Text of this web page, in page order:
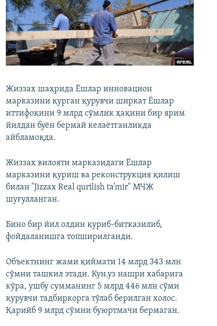
Жиззах шаҳрида Ёшлар инновацион
марказини қурган қурувчи ширкат Ёшлар
иттифоқини 9 млрд сўмлик ҳақини бир ярим
йилдан буён бермай келаётганликда
айбламоқда.
Жиззах вилояти марказидаги Ёшлар
марказини қуриш ва реконструкция қилиш
билан "Jizzax Real qurilish ta’mir" МЧЖ
шуғулланган.
Бино бир йил олдин қуриб-битказилиб,
фойдаланишга топширилганди.
Объектнинг жами қиймати 14 млрд 343 млн
сўмни ташкил этади. Кун.уз нашри хабарига
кўра, ушбу сумманинг 5 млрд 446 млн сўми
қурувчи тадбиркорга тўлаб берилган холос.
Қарийб 9 млрд сўмни буюртмачи бермаган.